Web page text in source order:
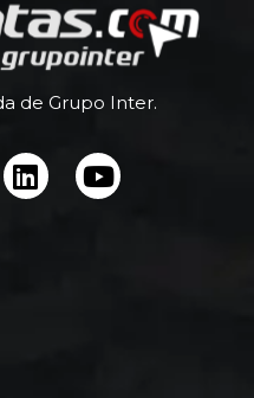
de Grupo Inter.